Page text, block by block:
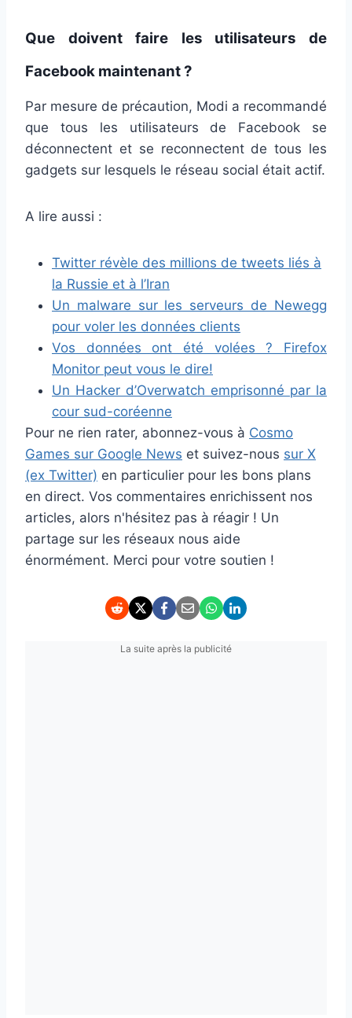
Que doivent faire les utilisateurs de
Facebook maintenant ?
Par mesure de précaution, Modi a recommandé
que tous les utilisateurs de Facebook se
déconnectent et se reconnectent de tous les
gadgets sur lesquels le réseau social était actif.
A lire aussi :
Twitter révèle des millions de tweets liés à
la Russie et à l’Iran
Un malware sur les serveurs de Newegg
pour voler les données clients
Vos données ont été volées ? Firefox
Monitor peut vous le dire!
Un Hacker d’Overwatch emprisonné par la
cour sud-coréenne
Pour ne rien rater, abonnez-vous à Cosmo
Games sur Google News et suivez-nous sur X
(ex Twitter) en particulier pour les bons plans
en direct. Vos commentaires enrichissent nos
articles, alors n'hésitez pas à réagir ! Un
partage sur les réseaux nous aide
énormément. Merci pour votre soutien !
La suite après la publicité